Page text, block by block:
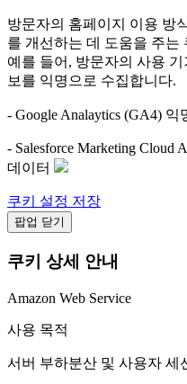
방문자의 홈페이지 이용 방
를 개선하는 데 도움을 주는
예를 들어, 방문자의 사용
보를 익명으로 수집합니다.
- Google Analaytics (GA4) 익
- Salesforce Marketing Cloud
데이터
쿠키 설정 저장
팝업 닫기
쿠키 상세 안내
Amazon Web Service
사용 목적
서버 부하분산 및 사용자 세